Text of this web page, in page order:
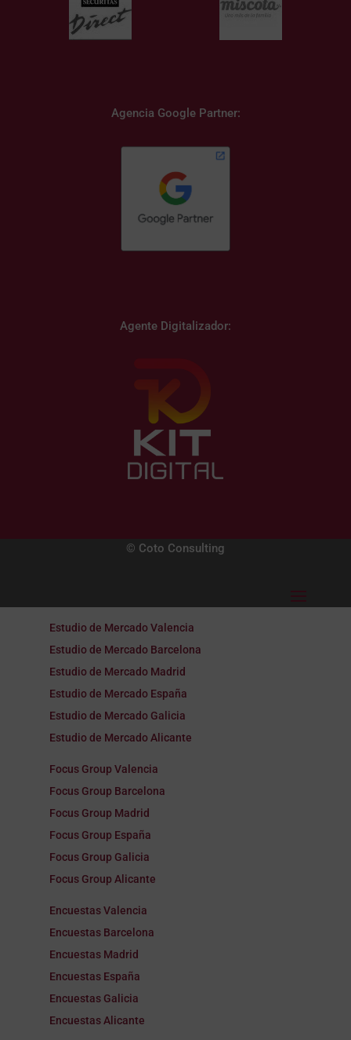
Agencia Google Partner:
Agente Digitalizador:
© Coto Consulting
Estudio de Mercado Valencia
Estudio de Mercado Barcelona
Estudio de Mercado Madrid
Estudio de Mercado España
Estudio de Mercado Galicia
Estudio de Mercado Alicante
Focus Group Valencia
Focus Group Barcelona
Focus Group Madrid
Focus Group España
Focus Group Galicia
Focus Group Alicante
Encuestas Valencia
Encuestas Barcelona
Encuestas Madrid
Encuestas España
Encuestas Galicia
Encuestas Alicante